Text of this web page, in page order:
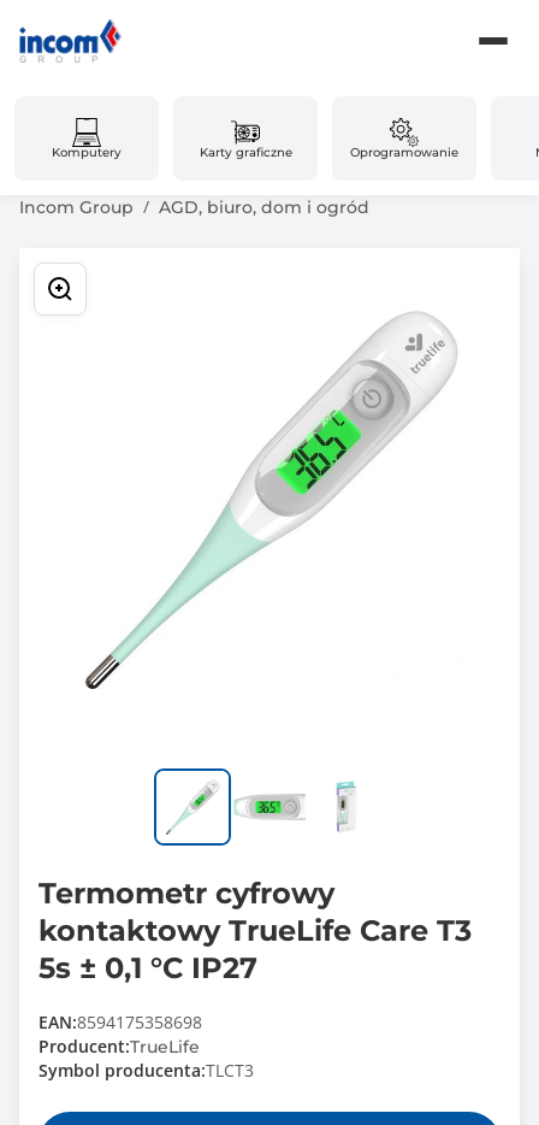
Komputery Karty graficzne Oprogramowanie
Incom Group AGD, biuro, dom i ogród
Termometr cyfrowy
kontaktowy TrueLife Care T3
5s ± 0,1 °C IP27
EAN:8594175358698
Producent:TrueLife
Symbol producenta:TLCT3